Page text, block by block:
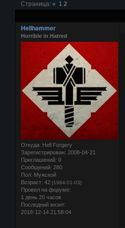
Страница:« 1 2
Hellhammer
Horrible in Hatred
Откуда: Hell Forgery
Зарегистрирован: 2008-04-21
Приглашений: 0
Сообщений: 280
Пол: Мужской
Возраст: 42 [1984-01-03]
Провел на форуме:
1 день 20 часов
Последний визит:
2018-12-14 21:58:04